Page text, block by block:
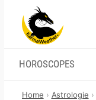
content
HOROSCOPES
Home Astrologie